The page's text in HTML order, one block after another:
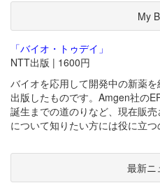
My
「バイオ・トゥデイ」
NTT出版 | 1600円
バイオを応用して開発中の新薬
出版したものです。Amgen社の
誕生までの道のりなど、現在販
について知りたい方には役に立つ
最新ニ